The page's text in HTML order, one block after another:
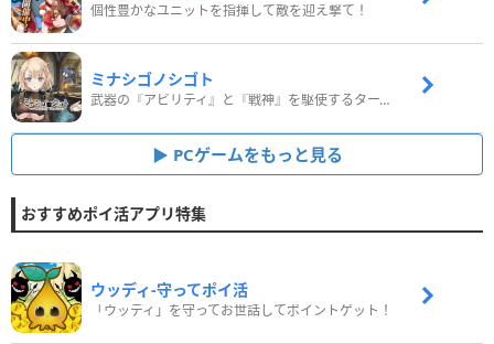
個性豊かなユニットを指揮して敵を迎え撃て！
ミナシゴノシゴト
武器の『アビリティ』と『戦神』を駆使するターン制コマンドバトルRPG！
PCゲームをもっと見る
おすすめポイ活アプリ特集
ウッディ‐守ってポイ活
「ウッディ」を守ってお世話してポイントゲット！